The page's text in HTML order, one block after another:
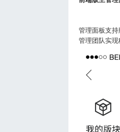
管理面板支
管理团队实